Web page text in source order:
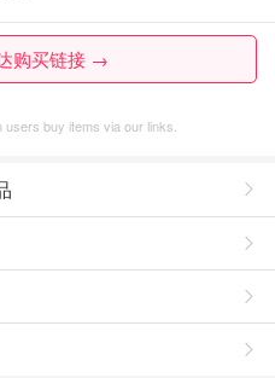
购买链接 →
buy items via our links.